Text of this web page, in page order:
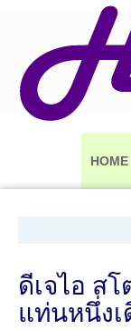
HOME
ดีเจไอ ส
แท่นหนึ่งเ